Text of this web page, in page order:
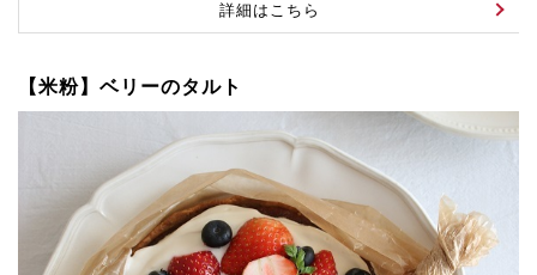
詳細はこちら
【米粉】ベリーのタルト